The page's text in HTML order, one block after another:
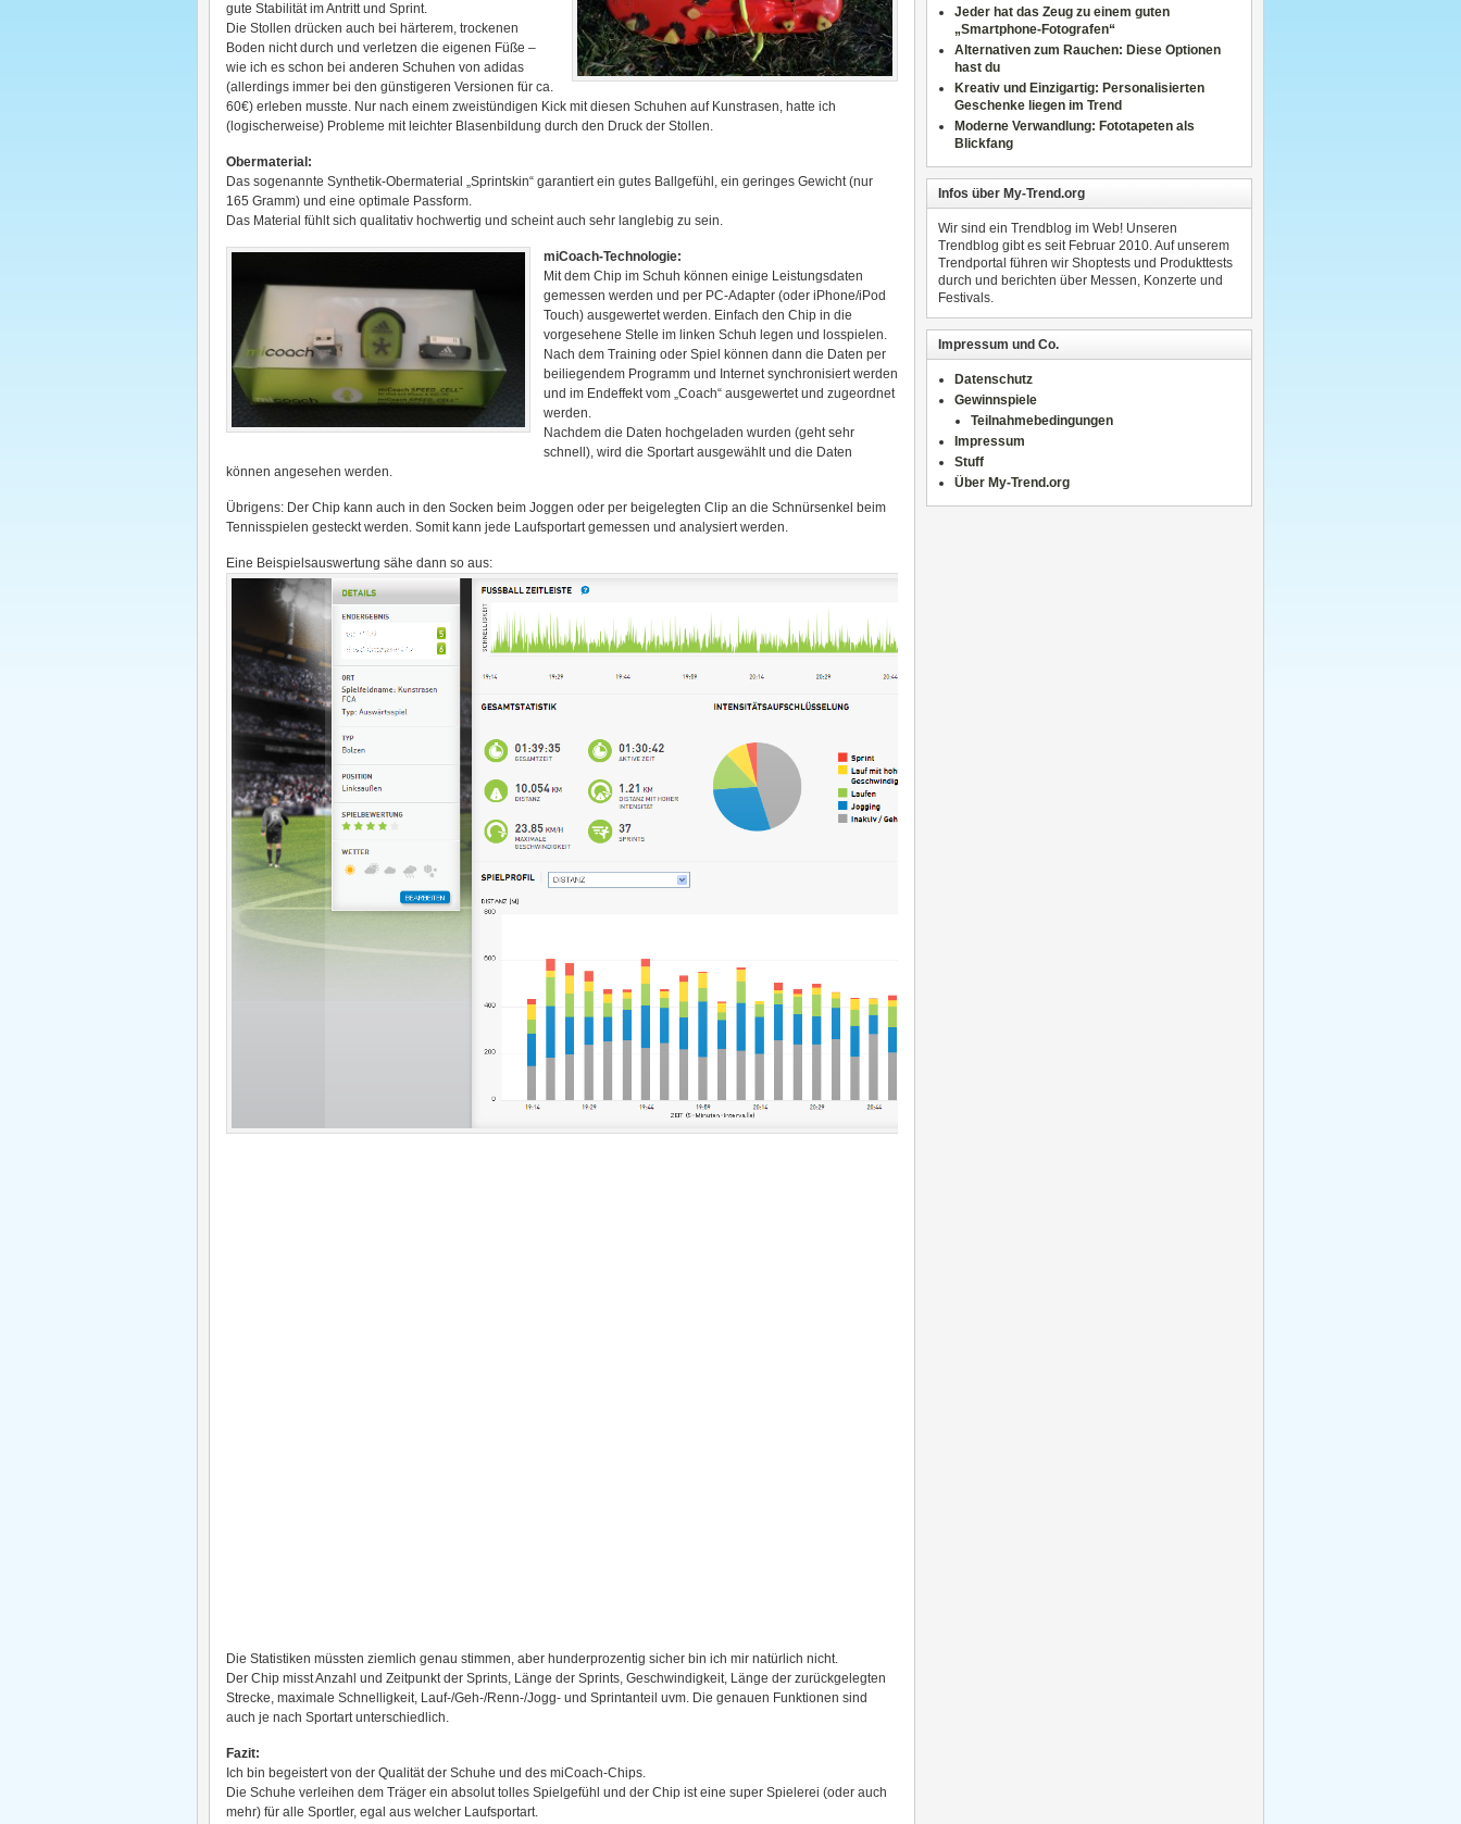
gute Stabilität im Antritt und Sprint.
Die Stollen drücken auch bei härterem, trockenen
Boden nicht durch und verletzen die eigenen Füße –
wie ich es schon bei anderen Schuhen von adidas
(allerdings immer bei den günstigeren Versionen für ca.
60€) erleben musste. Nur nach einem zweistündigen Kick mit diesen Schuhen auf Kunstrasen, hatte ich
(logischerweise) Probleme mit leichter Blasenbildung durch den Druck der Stollen.
Obermaterial:
Das sogenannte Synthetik-Obermaterial „Sprintskin“ garantiert ein gutes Ballgefühl, ein geringes Gewicht (nur
165 Gramm) und eine optimale Passform.
Das Material fühlt sich qualitativ hochwertig und scheint auch sehr langlebig zu sein.
miCoach-Technologie:
Mit dem Chip im Schuh können einige Leistungsdaten
gemessen werden und per PC-Adapter (oder iPhone/iPod
Touch) ausgewertet werden. Einfach den Chip in die
vorgesehene Stelle im linken Schuh legen und losspielen.
Nach dem Training oder Spiel können dann die Daten per
beiliegendem Programm und Internet synchronisiert werden
und im Endeffekt vom „Coach“ ausgewertet und zugeordnet
werden.
Nachdem die Daten hochgeladen wurden (geht sehr
schnell), wird die Sportart ausgewählt und die Daten
können angesehen werden.
Übrigens: Der Chip kann auch in den Socken beim Joggen oder per beigelegten Clip an die Schnürsenkel beim
Tennisspielen gesteckt werden. Somit kann jede Laufsportart gemessen und analysiert werden.
Eine Beispielsauswertung sähe dann so aus:
Die Statistiken müssten ziemlich genau stimmen, aber hunderprozentig sicher bin ich mir natürlich nicht.
Der Chip misst Anzahl und Zeitpunkt der Sprints, Länge der Sprints, Geschwindigkeit, Länge der zurückgelegten
Strecke, maximale Schnelligkeit, Lauf-/Geh-/Renn-/Jogg- und Sprintanteil uvm. Die genauen Funktionen sind
auch je nach Sportart unterschiedlich.
Fazit:
Ich bin begeistert von der Qualität der Schuhe und des miCoach-Chips.
Die Schuhe verleihen dem Träger ein absolut tolles Spielgefühl und der Chip ist eine super Spielerei (oder auch
mehr) für alle Sportler, egal aus welcher Laufsportart.
Jeder hat das Zeug zu einem guten
„Smartphone-Fotografen“
Alternativen zum Rauchen: Diese Optionen
hast du
Kreativ und Einzigartig: Personalisierten
Geschenke liegen im Trend
Moderne Verwandlung: Fototapeten als
Blickfang
Infos über My-Trend.org
Wir sind ein Trendblog im Web! Unseren
Trendblog gibt es seit Februar 2010. Auf unserem
Trendportal führen wir Shoptests und Produkttests
durch und berichten über Messen, Konzerte und
Festivals.
Impressum und Co.
Datenschutz
Gewinnspiele
Teilnahmebedingungen
Impressum
Stuff
Über My-Trend.org